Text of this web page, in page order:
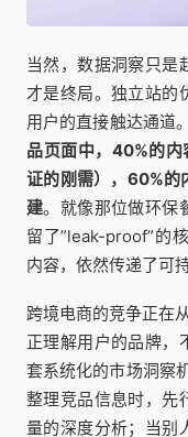
当然，数据洞察只是
才是终局。独立站的
用户的直接触达通道
品页面中，40%的
证的刚需），60%的
建。就像那位做环保
留了”leak-proof”的
内容，依然传递了可
跨境电商的竞争正在
正理解用户的品牌，
套系统化的市场洞察
整理竞品信息时，先
量的深度分析；当别